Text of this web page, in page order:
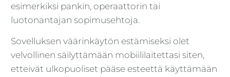
esimerkiksi pankin, operaattorin tai
luotonantajan sopimusehtoja.
Sovelluksen väärinkäytön estämiseksi olet
velvollinen säilyttämään mobiililaitettasi siten,
etteivät ulkopuoliset pääse esteettä käyttämään